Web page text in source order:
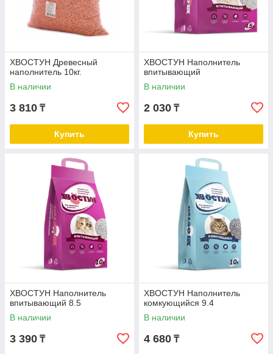
ХВОСТУН Древесный
наполнитель 10кг.
В наличии
3 810 ₸
Купить
ХВОСТУН Наполнитель
впитывающий
В наличии
2 030 ₸
Купить
ХВОСТУН Наполнитель
впитывающий 8.5
В наличии
3 390 ₸
ХВОСТУН Наполнитель
комкующийся 9.4
В наличии
4 680 ₸